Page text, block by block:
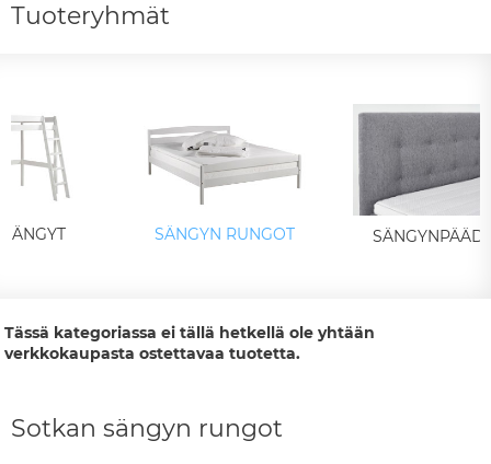
Tuoteryhmät
SÄNGYN RUNGOT
Tässä kategoriassa ei tällä hetkellä ole yhtään
verkkokaupasta ostettavaa tuotetta.
Sotkan sängyn rungot